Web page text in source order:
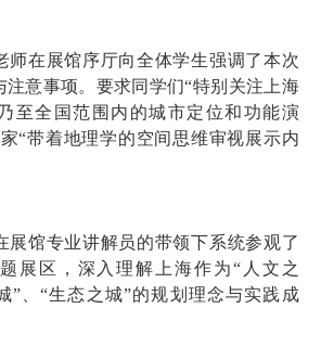
师在展馆序厅向全体学生强调了本次
注意事项。要求同学们“特别关注上海
至全国范围内的城市定位和功能演
“带着地理学的空间思维审视展示内
展馆专业讲解员的带领下系统参观了
展区，深入理解上海作为“人文之
”、“生态之城”的规划理念与实践成